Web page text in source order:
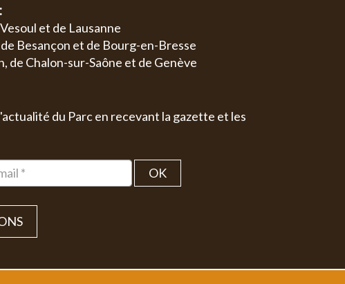
et de Lausanne
Besançon et de Bourg-en-Bresse
de Chalon-sur-Saône et de Genève
du Parc en recevant la gazette et les
OK